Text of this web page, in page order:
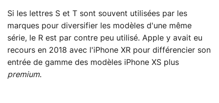
Si les lettres S et T sont souvent utilisées par les
marques pour diversifier les modèles d'une même
série, le R est par contre peu utilisé. Apple y avait eu
recours en 2018 avec l'iPhone XR pour différencier son
entrée de gamme des modèles iPhone XS plus
premium.